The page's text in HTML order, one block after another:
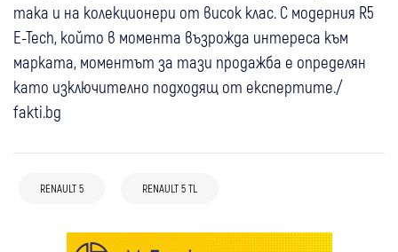
така и на колекционери от висок клас. С модерния R5
E-Tech, който в момента възрожда интереса към
марката, моментът за тази продажба е определян
като изключително подходящ от експертите./
fakti.bg
RENAULT 5 RENAULT 5 TL